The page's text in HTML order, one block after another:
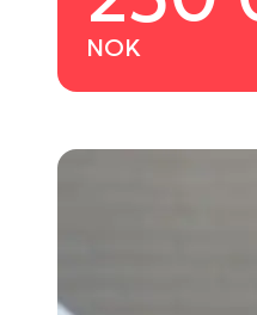
NOK